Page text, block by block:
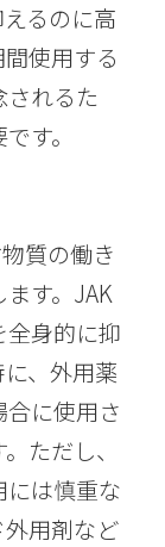
るのに高
使用する
されるた
す。
質の働き
す。JAK
身的に抑
、外用薬
に使用さ
ただし、
は慎重な
用剤など